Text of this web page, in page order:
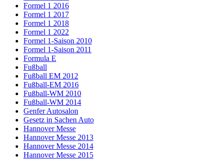
Formel 1 2016
Formel 1 2017
Formel 1 2018
Formel 1 2022
Formel 1-Saison 2010
Formel 1-Saison 2011
Formula E
Fußball
Fußball EM 2012
Fußball-EM 2016
Fußball-WM 2010
Fußball-WM 2014
Genfer Autosalon
Gesetz in Sachen Auto
Hannover Messe
Hannover Messe 2013
Hannover Messe 2014
Hannover Messe 2015